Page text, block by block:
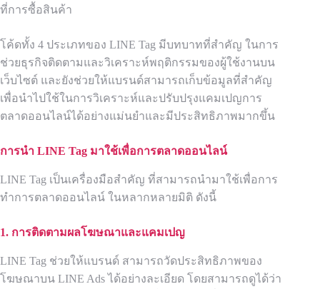
ที่การซื้อสินค้า
โค้ดทั้ง 4 ประเภทของ LINE Tag มีบทบาทที่สำคัญ ในการ
ช่วยธุรกิจติดตามและวิเคราะห์พฤติกรรมของผู้ใช้งานบน
เว็บไซต์ และยังช่วยให้แบรนด์สามารถเก็บข้อมูลที่สำคัญ
เพื่อนำไปใช้ในการวิเคราะห์และปรับปรุงแคมเปญการ
ตลาดออนไลน์ได้อย่างแม่นยำและมีประสิทธิภาพมากขึ้น
การนำ LINE Tag มาใช้เพื่อการตลาดออนไลน์
LINE Tag เป็นเครื่องมือสำคัญ ที่สามารถนำมาใช้เพื่อการ
ทำการตลาดออนไลน์ ในหลากหลายมิติ ดังนี้
1. การติดตามผลโฆษณาและแคมเปญ
LINE Tag ช่วยให้แบรนด์ สามารถวัดประสิทธิภาพของ
โฆษณาบน LINE Ads ได้อย่างละเอียด โดยสามารถดูได้ว่า